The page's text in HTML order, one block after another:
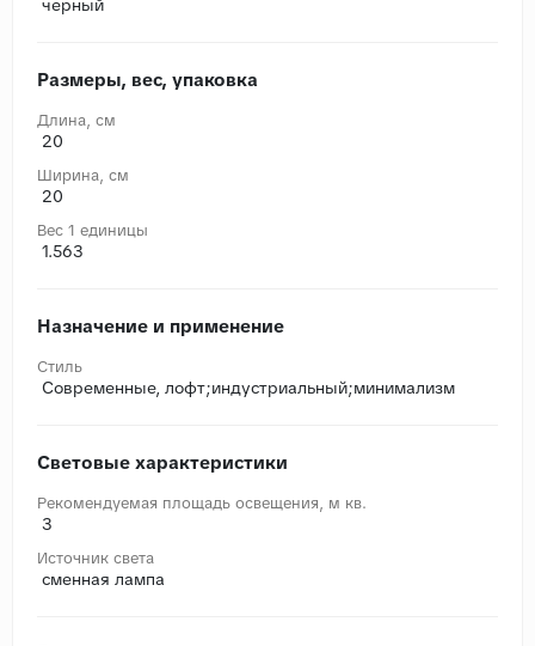
черный
Размеры, вес, упаковка
Длина, cм
20
Ширина, cм
20
Вес 1 единицы
1.563
Назначение и применение
Стиль
Современные, лофт;индустриальный;минимализм
Световые характеристики
Рекомендуемая площадь освещения, м кв.
3
Источник света
сменная лампа